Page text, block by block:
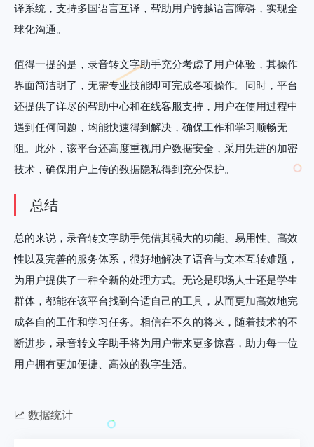
译系统，支持多国语言互译，帮助用户跨越语言障碍，实现全
球化沟通。
值得一提的是，录音转文字助手充分考虑了用户体验，其操作
界面简洁明了，无需专业技能即可完成各项操作。同时，平台
还提供了详尽的帮助中心和在线客服支持，用户在使用过程中
遇到任何问题，均能快速得到解决，确保工作和学习顺畅无
阻。此外，该平台还高度重视用户数据安全，采用先进的加密
技术，确保用户上传的数据隐私得到充分保护。
总结
总的来说，录音转文字助手凭借其强大的功能、易用性、高效
性以及完善的服务体系，很好地解决了语音与文本互转难题，
为用户提供了一种全新的处理方式。无论是职场人士还是学生
群体，都能在该平台找到合适自己的工具，从而更加高效地完
成各自的工作和学习任务。相信在不久的将来，随着技术的不
断进步，录音转文字助手将为用户带来更多惊喜，助力每一位
用户拥有更加便捷、高效的数字生活。
数据统计